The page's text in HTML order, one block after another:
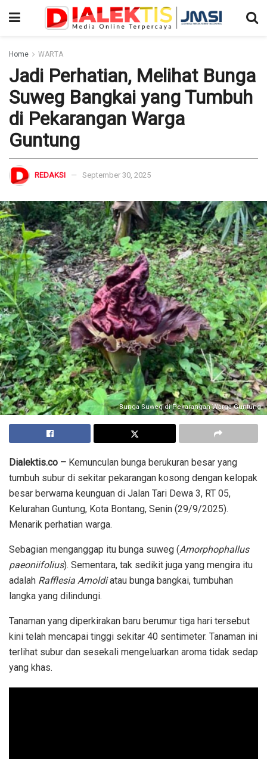
Home WARTA
Jadi Perhatian, Melihat Bunga
Suweg Bangkai yang Tumbuh
di Pekarangan Warga
Guntung
REDAKSI September 30, 2025
Bunga Suweg di Pekarangan Warga Guntung
Dialektis.co – Kemunculan bunga berukuran besar yang
tumbuh subur di sekitar pekarangan kosong dengan kelopak
besar berwarna keunguan di Jalan Tari Dewa 3, RT 05,
Kelurahan Guntung, Kota Bontang, Senin (29/9/2025).
Menarik perhatian warga.
Sebagian menganggap itu bunga suweg (Amorphophallus
paeoniifolius). Sementara, tak sedikit juga yang mengira itu
adalah Rafflesia Arnoldiatau bunga bangkai, tumbuhan
langka yang dilindungi.
Tanaman yang diperkirakan baru berumur tiga hari tersebut
kini telah mencapai tinggi sekitar 40 sentimeter. Tanaman ini
terlihat subur dan sesekali mengeluarkan aroma tidak sedap
yang khas.